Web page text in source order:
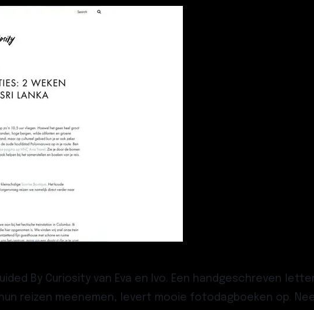
By Curiosity van Eva en Ivo. Een handgeschreven
reizen meenemen, levert mooie fotodagboeken op.